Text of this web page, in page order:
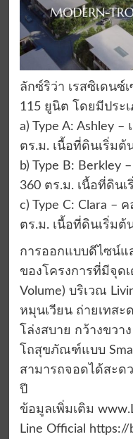
ลักซ์ริว่า เรสซิเดนซ์
115 ยูนิต โดยมีประ
a) Type A: Ashley
ตร.ม. เนื้อที่ดินเริ่มต้
b) Type B: Berkley
360 ตร.ม. เนื้อที่ดิน
c) Type C: Clara –
ตร.ม. เนื้อที่ดินเริ่มต้
การออกแบบดีไซน์แ
ของโครงการที่มีจุด
Volume) บริเวณ
หมุนเวียน ถ่ายเทสะ
โล่งสบาย กว้างขวา
โถสุขภัณฑ์แบบ
สามารถจอดได้สะด
ปี
ข้อมูลเพิ่มเติม
Line Official